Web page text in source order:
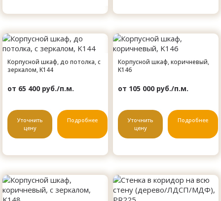
Корпусной шкаф, до потолка, с
зеркалом, K144
от 65 400 руб./п.м.
Уточнить
цену
Подробнее
Корпусной шкаф, коричневый,
K146
от 105 000 руб./п.м.
Уточнить
цену
Подробнее